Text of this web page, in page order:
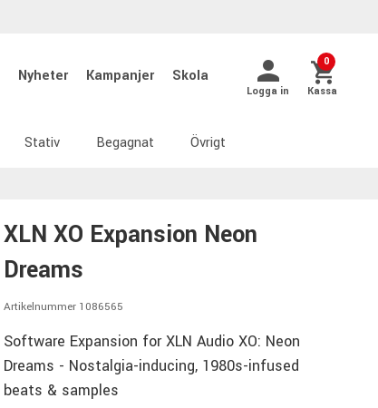
Nyheter Kampanjer Skola
Logga in
0
Kassa
Stativ Begagnat Övrigt
XLN XO Expansion Neon
Dreams
Artikelnummer 1086565
Software Expansion for XLN Audio XO: Neon
Dreams - Nostalgia-inducing, 1980s-infused
beats & samples